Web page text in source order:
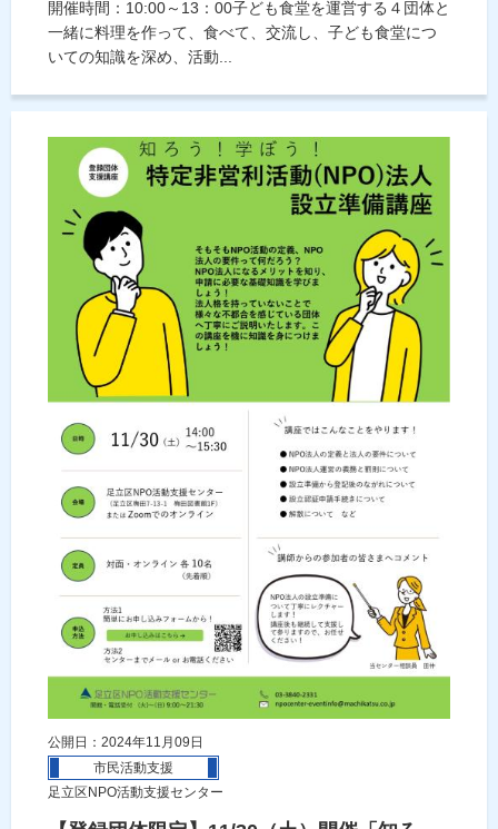
開催時間：10:00～13：00子ども食堂を運営する４団体と
一緒に料理を作って、食べて、交流し、子ども食堂につ
いての知識を深め、活動...
公開日：2024年11月09日
市民活動支援
足立区NPO活動支援センター